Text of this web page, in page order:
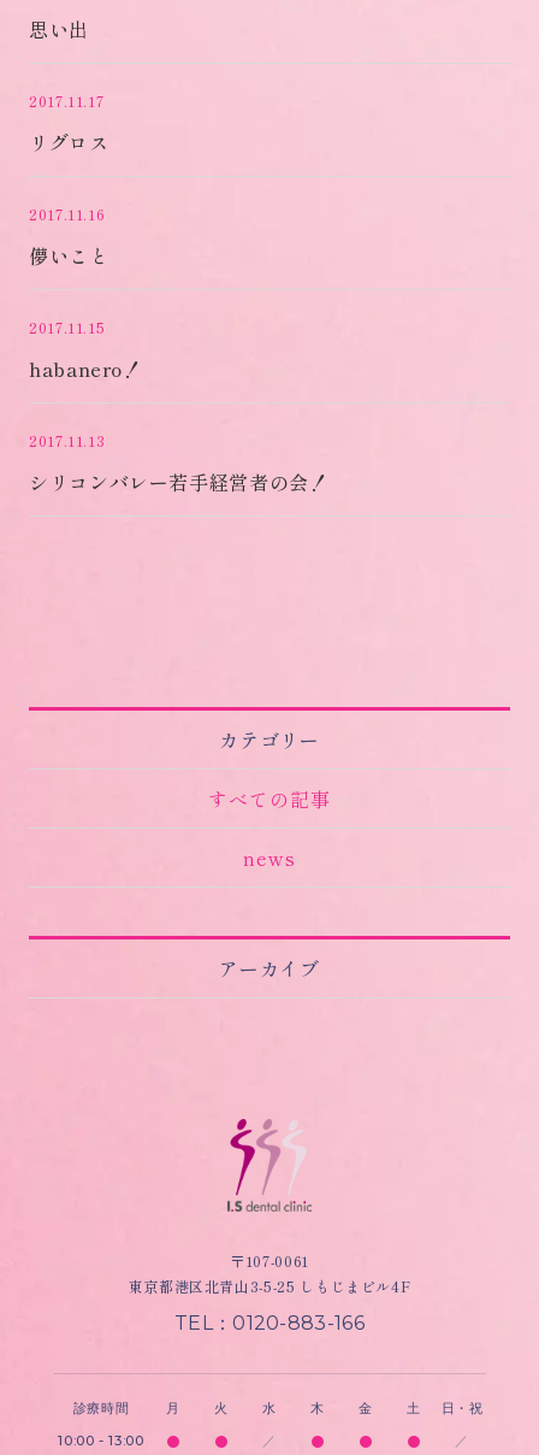
カテゴリー
すべての記事
news
アーカイブ
思い出
2017.11.17
リグロス
2017.11.16
儚いこと
2017.11.15
habanero！
2017.11.13
シリコンバレー若手経営者の会！
〒107-0061
東京都港区北青山3-5-25 しもじまビル4F
TEL：0120-883-166
診療時間 月 火 水 木 金 土 日・祝
10:00 - 13:00 ／ ／